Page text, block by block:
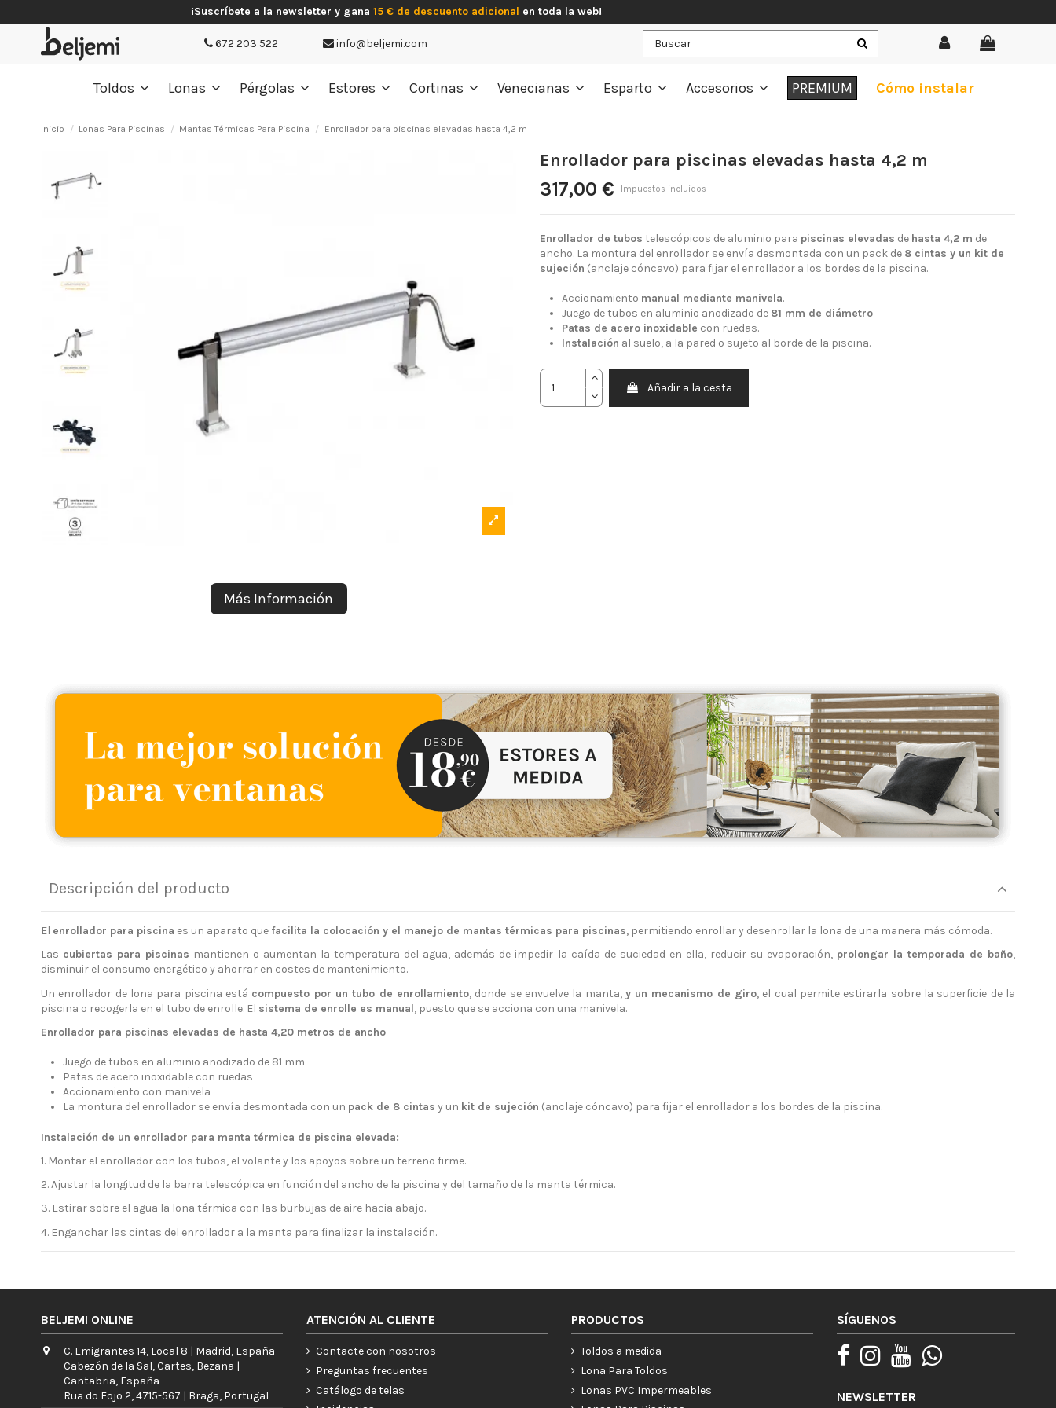
¡Suscríbete a la newsletter y gana 15 € de descuento adicional en toda la web!
672 203 522 info@beljemi.com
Toldos Lonas Pérgolas Estores Cortinas Venecianas Esparto Accesorios PREMIUM Cómo instalar
Inicio Lonas Para Piscinas Mantas Térmicas Para Piscina Enrollador para piscinas elevadas hasta 4,2 m
Enrollador para piscinas elevadas hasta 4,2 m
317,00 € Impuestos incluidos
Enrollador de tubos telescópicos de aluminio para piscinas elevadas de hasta 4,2 m de
ancho. La montura del enrollador se envía desmontada con un pack de 8 cintas y un kit de
sujeción (anclaje cóncavo) para fijar el enrollador a los bordes de la piscina.
Accionamiento manual mediante manivela.
Juego de tubos en aluminio anodizado de 81 mm de diámetro
Patas de acero inoxidable con ruedas.
Instalación al suelo, a la pared o sujeto al borde de la piscina.
Añadir a la cesta
Descripción del producto
El enrollador para piscina es un aparato que facilita la colocación y el manejo de mantas térmicas para piscinas, permitiendo enrollar y desenrollar la lona de una manera más cómoda.
Las cubiertas para piscinas mantienen o aumentan la temperatura del agua, además de impedir la caída de suciedad en ella, reducir su evaporación, prolongar la temporada de baño,
disminuir el consumo energético y ahorrar en costes de mantenimiento.
Un enrollador de lona para piscina está compuesto por un tubo de enrollamiento, donde se envuelve la manta, y un mecanismo de giro, el cual permite estirarla sobre la superficie de la
piscina o recogerla en el tubo de enrolle. El sistema de enrolle es manual, puesto que se acciona con una manivela.
Enrollador para piscinas elevadas de hasta 4,20 metros de ancho
Juego de tubos en aluminio anodizado de 81 mm
Patas de acero inoxidable con ruedas
Accionamiento con manivela
La montura del enrollador se envía desmontada con un pack de 8 cintas y un kit de sujeción (anclaje cóncavo) para fijar el enrollador a los bordes de la piscina.
Instalación de un enrollador para manta térmica de piscina elevada:
1. Montar el enrollador con los tubos, el volante y los apoyos sobre un terreno firme.
2. Ajustar la longitud de la barra telescópica en función del ancho de la piscina y del tamaño de la manta térmica.
3. Estirar sobre el agua la lona térmica con las burbujas de aire hacia abajo.
4. Enganchar las cintas del enrollador a la manta para finalizar la instalación.
BELJEMI ONLINE
C. Emigrantes 14, Local 8 | Madrid, España
Cabezón de la Sal, Cartes, Bezana |
Cantabria, España
Rua do Fojo 2, 4715-567 | Braga, Portugal
ATENCIÓN AL CLIENTE
Contacte con nosotros
Preguntas frecuentes
Catálogo de telas
PRODUCTOS
Toldos a medida
Lona Para Toldos
Lonas PVC Impermeables
SÍGUENOS
NEWSLETTER